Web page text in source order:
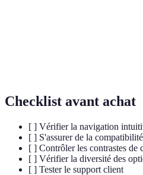
Checklist avant achat
[ ] Vérifier la navigation
[ ] S'assurer de la
[ ] Contrôler les contrastes de
[ ] Vérifier la diversité des
[ ] Tester le support client